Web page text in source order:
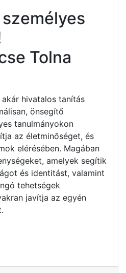
Tolna
hivatalos tanítás
önsegítő
tanulmányokon
az életminőséget, és
elérésében. Magában
amelyek segítik
és identitást, valamint
tehetségek
javítja az egyén